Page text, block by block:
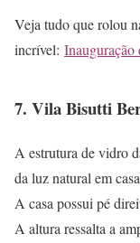
Veja tudo que rolou
incrível: Inauguração
7. Vila Bisutti
A estrutura de vidro
da luz natural em
A casa possui pé
A altura ressalta a